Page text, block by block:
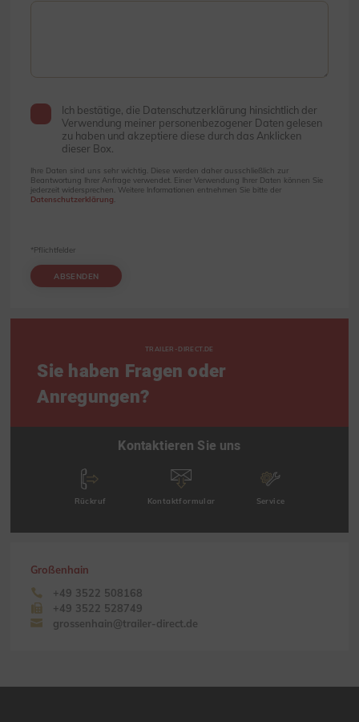
Ich bestätige, die Datenschutzerklärung hinsichtlich der
Verwendung meiner personenbezogener Daten gelesen
zu haben und akzeptiere diese durch das Anklicken
dieser Box.
Ihre Daten sind uns sehr wichtig. Diese werden daher ausschließlich zur
Beantwortung Ihrer Anfrage verwendet. Einer Verwendung Ihrer Daten können Sie
jederzeit widersprechen. Weitere Informationen entnehmen Sie bitte der
Datenschutzerklärung
ABSENDEN
*Pflichtfelder
TRAILER-DIRECT.DE
Sie haben Fragen oder
Anregungen?
Kontaktieren Sie uns
Rückruf Kontaktformular Service
Großenhain
+49 3522 508168
+49 3522 528749
grossenhain@trailer-direct.de